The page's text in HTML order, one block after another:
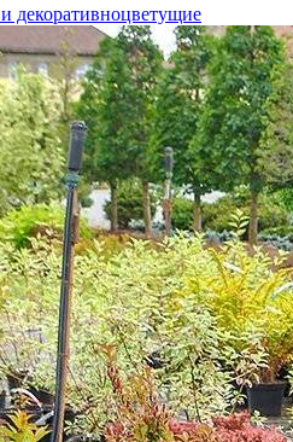
декоративноцветущие